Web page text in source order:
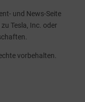
und News-Seite
Tesla, Inc. oder
vorbehalten.